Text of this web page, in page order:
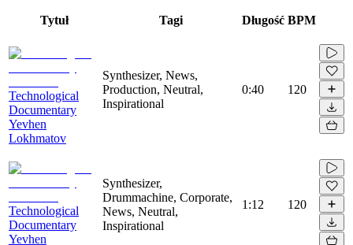
Tytuł Tagi Długość BPM
Technological
Documentary
Yevhen
Lokhmatov
Synthesizer, News,
Production, Neutral,
Inspirational
0:40 120
Technological
Documentary
Yevhen
Synthesizer,
Drummachine, Corporate,
News, Neutral,
Inspirational
1:12 120